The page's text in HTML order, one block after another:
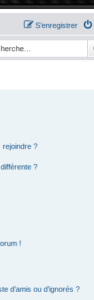
S’enregistrer
rejoindre ?
?
!
d’amis ou d’ignorés ?